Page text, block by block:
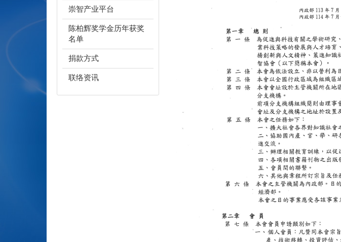
崇智产业平台
陈柏辉奖学金历年获奖
名单
捐款方式
联络资讯